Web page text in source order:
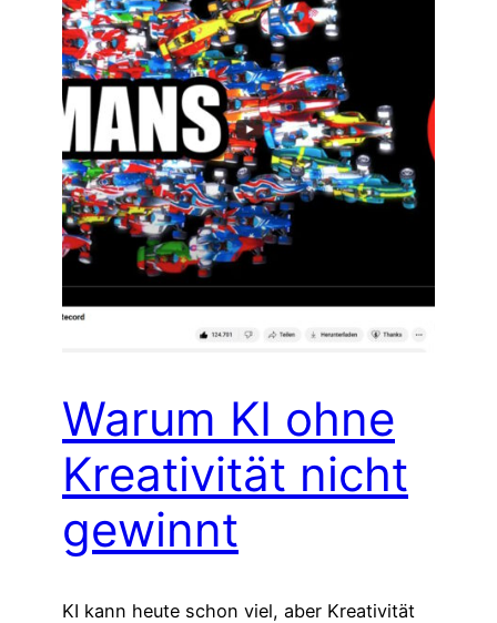
Warum KI ohne
Kreativität nicht
gewinnt
KI kann heute schon viel, aber Kreativität